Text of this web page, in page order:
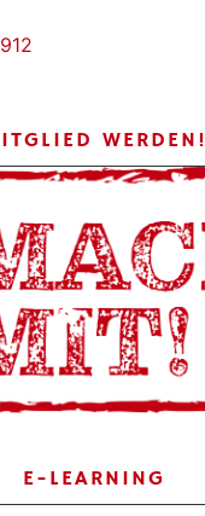
WERDEN!
E-LEARNING